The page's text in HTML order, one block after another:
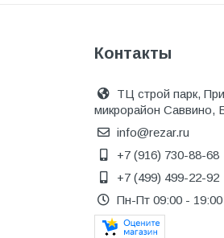
Пиломатериалы
Плинтус напольный
ПОД ЗАКАЗ
Предохранительная
Предохранительные
Контакты
ТЦ строй парк,
микрорайон Саввино,
info@rezar.ru
+7 (916) 730-88-68
+7 (499) 499-22-92
Пн-Пт 09:00 - 19:00